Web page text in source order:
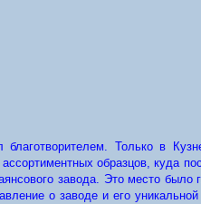
Только в
образцов, куда
завода. Это место было
о заводе и его